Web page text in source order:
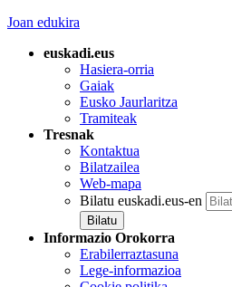
Joan edukira
euskadi.eus
Hasiera-orria
Gaiak
Eusko Jaurlaritza
Tramiteak
Tresnak
Kontaktua
Bilatzailea
Web-mapa
Bilatu euskadi.eus-en
Informazio Orokorra
Erabilerraztasuna
Lege-informazioa